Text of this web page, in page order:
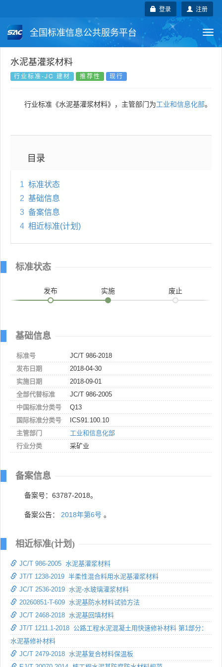
注册
登录
全国标准信息公共服务平台
国家标准
国外标准 技术委员会
水泥基灌浆材料
行业标准-JC 建材 推荐性 现行
行业标准《水泥基灌浆材料》，主管部门为工业和信息化部。
目录
1 标准状态
2 基础信息
3 备案信息
4 相近标准(计划)
标准状态
发布 实施 废止
基础信息
标准号
JC/T 986-2018
发布日期
2018-04-30
实施日期
2018-09-01
全部代替标准
JC/T 986-2005
中国标准分类号
Q13
国际标准分类号
ICS91.100.10
主管部门
工业和信息化部
行业分类
采矿业
备案信息
备案号：63787-2018。
备案公告： 2018年第6号 。
相近标准(计划)
JC/T 986-2005 水泥基灌浆材料
JT/T 1238-2019 半柔性混合料用水泥基灌浆材料
JC/T 2536-2019 水泥-水玻璃灌浆材料
20260851-T-609 水泥基防水材料试验方法
JC/T 2468-2018 水泥基回填材料
JT/T 1211.1-2018 公路工程水泥混凝土用快速修补材料 第1部分：
水泥基修补材料
JC/T 2479-2018 水泥基复合材料保温板